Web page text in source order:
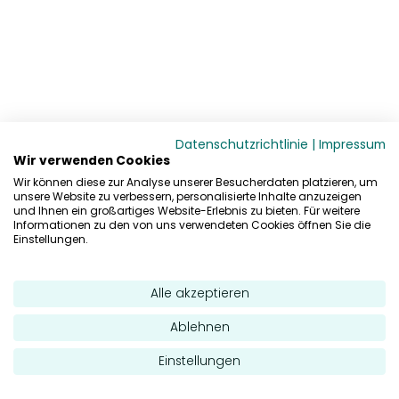
Datenschutzrichtlinie | Impressum
Wir verwenden Cookies
Wir können diese zur Analyse unserer Besucherdaten platzieren, um
unsere Website zu verbessern, personalisierte Inhalte anzuzeigen
und Ihnen ein großartiges Website-Erlebnis zu bieten. Für weitere
Informationen zu den von uns verwendeten Cookies öffnen Sie die
Einstellungen.
Alle akzeptieren
Ablehnen
Einstellungen